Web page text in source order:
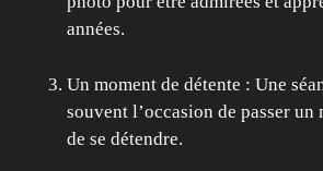
années.
Un moment de détente : Une
souvent l’occasion de passer un
de se détendre.